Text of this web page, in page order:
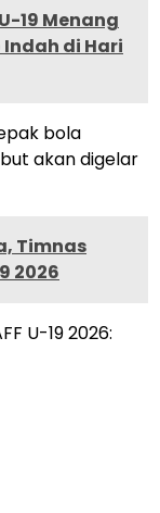
19 Menang
di Hari
bola
akan digelar
Timnas
2026
U-19 2026: